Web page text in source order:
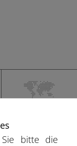
Sie bitte die